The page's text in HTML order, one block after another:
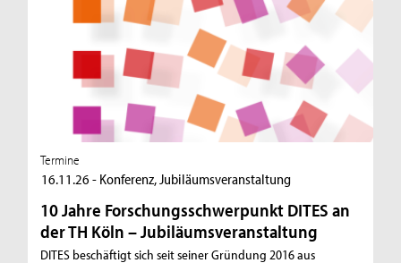
Termine
16.11.26 - Konferenz, Jubiläumsveranstaltung
10 Jahre Forschungsschwerpunkt DITES an
der TH Köln – Jubiläumsveranstaltung
DITES beschäftigt sich seit seiner Gründung 2016 aus